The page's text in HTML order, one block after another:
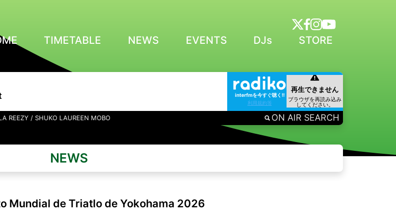
TIMETABLE NEWS EVENTS DJs STORE
interfmを今すぐ聴く!!
利用規約等
LAUREEN MOBO ON AIR SEARCH
NEWS
Mundial de Triatlo de Yokohama 2026